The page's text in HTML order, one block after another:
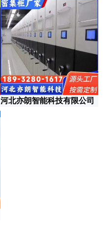
河北亦朗智能科技有限公司